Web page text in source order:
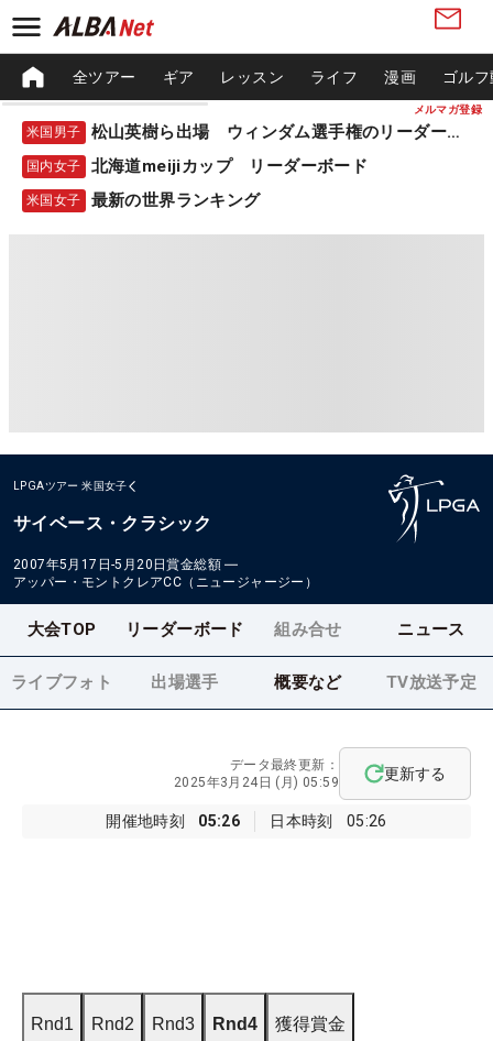
メルマガ登録
全ツアー ギア レッスン ライフ 漫画 ゴル
米国男子 松山英樹ら出場 ウィンダム選手権のリーダーボード
国内女子 北海道meijiカップ リーダーボード
米国女子 最新の世界ランキング
LPGAツアー 米国女子
サイベース・クラシック
2007年5月17日-5月20日賞金総額 ―
アッパー・モントクレアCC（ニュージャージー）
大会TOP リーダーボード 組み合せ ニュース
ライブフォト 出場選手 概要など TV放送予定
開催地時刻 05:26 日本時刻 05:26
データ最終更新：
2025年3月24日 (月) 05:59
更新する
Rnd1 Rnd2 Rnd3 Rnd4 獲得賞金